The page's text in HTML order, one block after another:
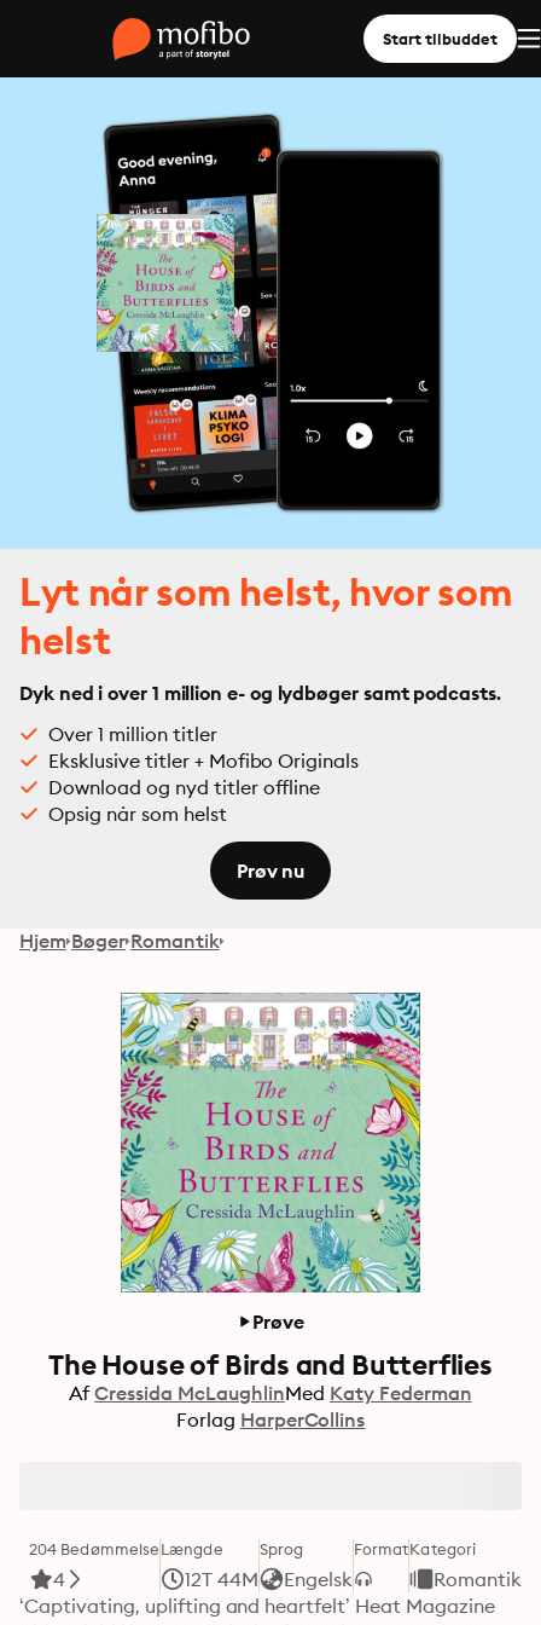
Start tilbuddet
Lyt når som helst, hvor som
helst
Dyk ned i over 1 million e- og lydbøger samt podcasts.
Over 1 million titler
Eksklusive titler + Mofibo Originals
Download og nyd titler offline
Opsig når som helst
Prøv nu
Hjem Bøger Romantik
Prøve
The House of Birds and Butterflies
Af Cressida McLaughlinMed Katy Federman
Forlag HarperCollins
204 Bedømmelse
4
Længde
12T 44M
Sprog
Engelsk
FormatKategori
Romantik
‘Captivating, uplifting and heartfelt’ Heat Magazine